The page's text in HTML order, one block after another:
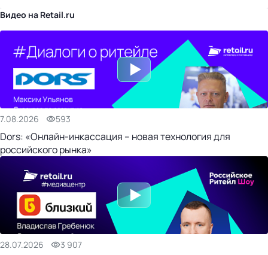
Видео на Retail.ru
7.08.2026 593
Dors: «Онлайн-инкассация – новая технология для
российского рынка»
28.07.2026 3 907